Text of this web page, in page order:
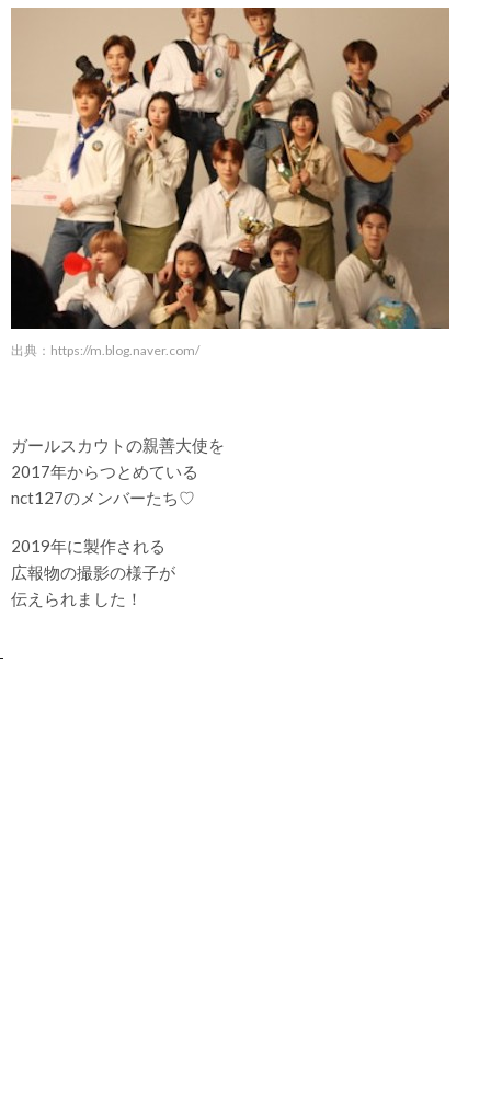
出典： https://m.blog.naver.com/
ガールスカウトの親善大使を
2017年からつとめている
nct127のメンバーたち♡
2019年に製作される
広報物の撮影の様子が
伝えられました！